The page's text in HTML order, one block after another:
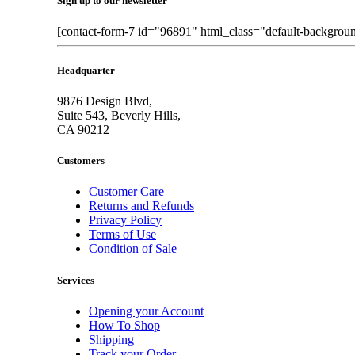
[contact-form-7 id="96891" html_class="default-
Headquarter
9876 Design Blvd,
Suite 543, Beverly Hills,
CA 90212
Customers
Customer Care
Returns and Refunds
Privacy Policy
Terms of Use
Condition of Sale
Services
Opening your Account
How To Shop
Shipping